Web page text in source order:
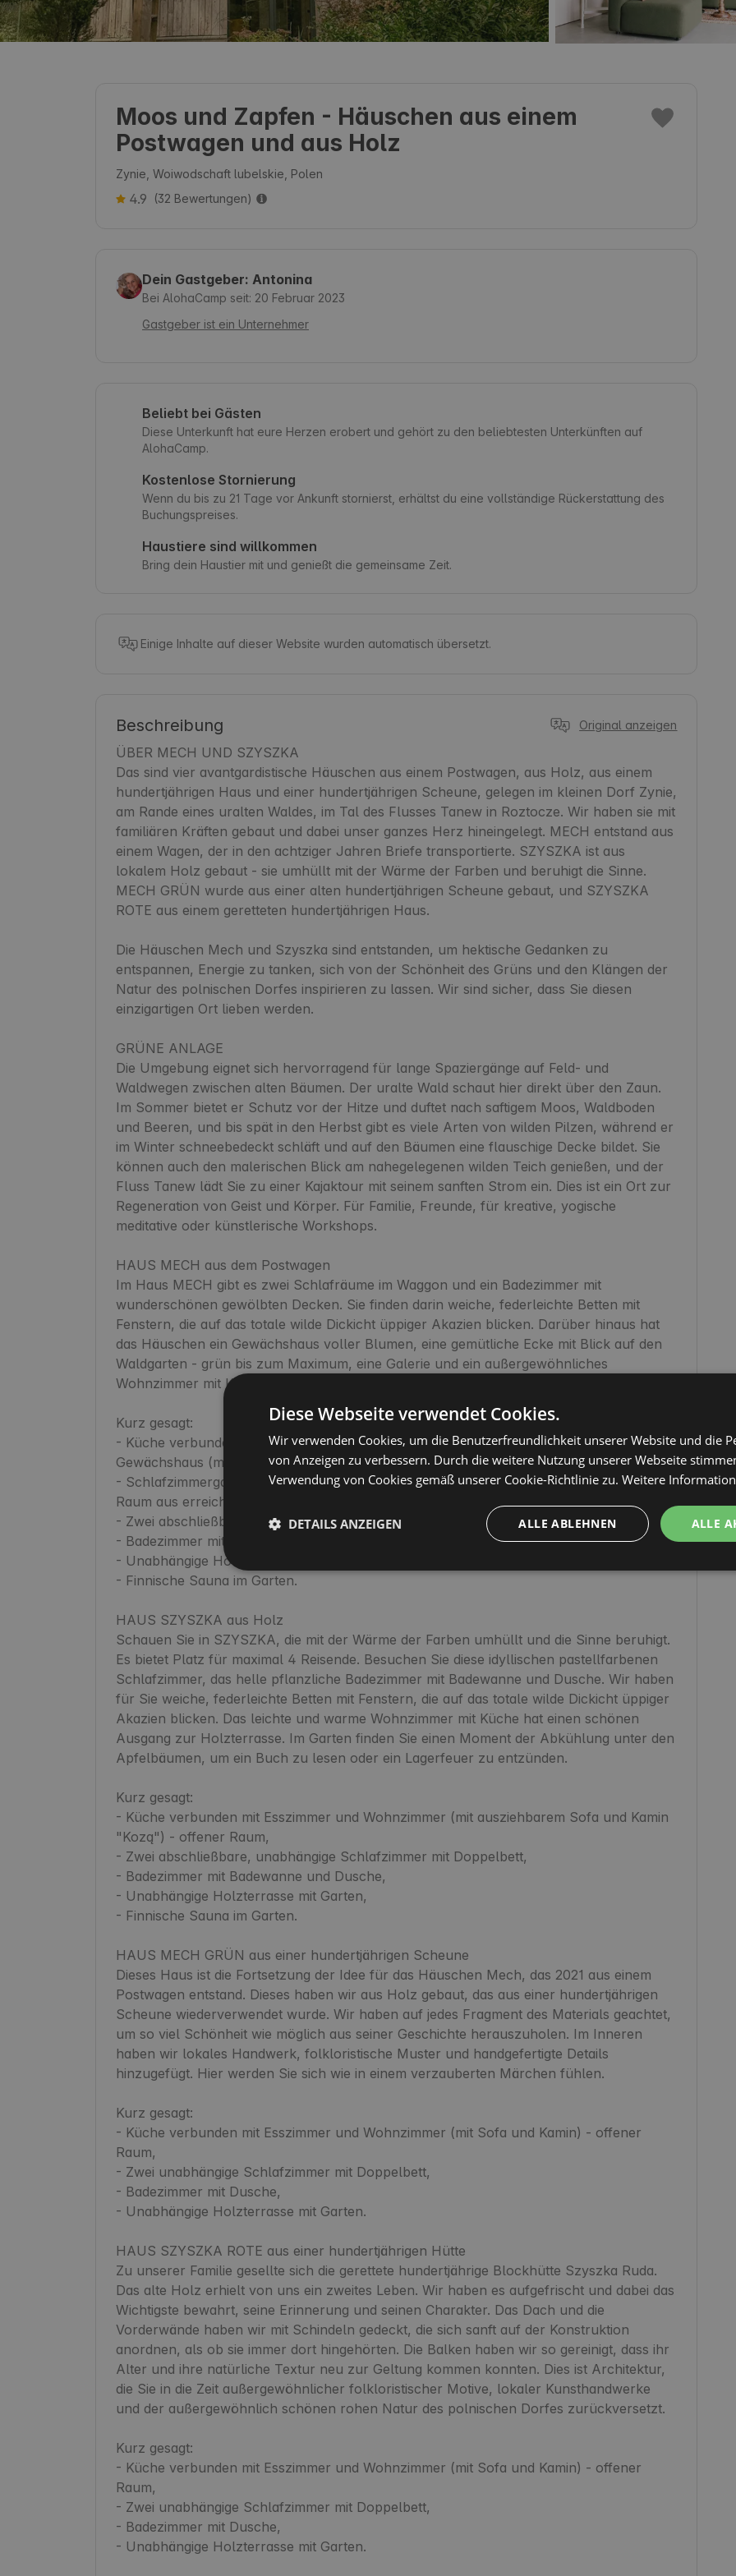
Moos und Zapfen - Häuschen aus einem
Postwagen und aus Holz
Zynie, Woiwodschaft lubelskie, Polen
4.9 (32 Bewertungen)
Dein Gastgeber: Antonina
Bei AlohaCamp seit: 20 Februar 2023
Gastgeber ist ein Unternehmer
Beliebt bei Gästen
Diese Unterkunft hat eure Herzen erobert und gehört zu den beliebtesten Unterkünften auf
AlohaCamp.
Kostenlose Stornierung
Wenn du bis zu 21 Tage vor Ankunft stornierst, erhältst du eine vollständige Rückerstattung des
Buchungspreises.
Haustiere sind willkommen
Bring dein Haustier mit und genießt die gemeinsame Zeit.
Einige Inhalte auf dieser Website wurden automatisch übersetzt.
Beschreibung Original anzeigen
ÜBER MECH UND SZYSZKA
Das sind vier avantgardistische Häuschen aus einem Postwagen, aus Holz, aus einem
hundertjährigen Haus und einer hundertjährigen Scheune, gelegen im kleinen Dorf Zynie,
am Rande eines uralten Waldes, im Tal des Flusses Tanew in Roztocze. Wir haben sie mit
familiären Kräften gebaut und dabei unser ganzes Herz hineingelegt. MECH entstand aus
einem Wagen, der in den achtziger Jahren Briefe transportierte. SZYSZKA ist aus
lokalem Holz gebaut - sie umhüllt mit der Wärme der Farben und beruhigt die Sinne.
MECH GRÜN wurde aus einer alten hundertjährigen Scheune gebaut, und SZYSZKA
ROTE aus einem geretteten hundertjährigen Haus.
Die Häuschen Mech und Szyszka sind entstanden, um hektische Gedanken zu
entspannen, Energie zu tanken, sich von der Schönheit des Grüns und den Klängen der
Natur des polnischen Dorfes inspirieren zu lassen. Wir sind sicher, dass Sie diesen
einzigartigen Ort lieben werden.
GRÜNE ANLAGE
Die Umgebung eignet sich hervorragend für lange Spaziergänge auf Feld- und
Waldwegen zwischen alten Bäumen. Der uralte Wald schaut hier direkt über den Zaun.
Im Sommer bietet er Schutz vor der Hitze und duftet nach saftigem Moos, Waldboden
und Beeren, und bis spät in den Herbst gibt es viele Arten von wilden Pilzen, während er
im Winter schneebedeckt schläft und auf den Bäumen eine flauschige Decke bildet. Sie
können auch den malerischen Blick am nahegelegenen wilden Teich genießen, und der
Fluss Tanew lädt Sie zu einer Kajaktour mit seinem sanften Strom ein. Dies ist ein Ort zur
Regeneration von Geist und Körper. Für Familie, Freunde, für kreative, yogische
meditative oder künstlerische Workshops.
HAUS MECH aus dem Postwagen
Im Haus MECH gibt es zwei Schlafräume im Waggon und ein Badezimmer mit
wunderschönen gewölbten Decken. Sie finden darin weiche, federleichte Betten mit
Fenstern, die auf das totale wilde Dickicht üppiger Akazien blicken. Darüber hinaus hat
das Häuschen ein Gewächshaus voller Blumen, eine gemütliche Ecke mit Blick auf den
Waldgarten - grün bis zum Maximum, eine Galerie und ein außergewöhnliches
Wohnzimmer mit Küche.
Kurz gesagt:
- Küche verbunden mit dem Wohnzimmer (mit ausziehbarem Sofa) und verglastem
Gewächshaus (mit Kamin "Kozą") - offener Raum,
- Schlafzimmergalerie mit einem Doppelbett, die man über eine Metallleiter vom offenen
Raum aus erreichen kann,
- Zwei abschließbare, unabhängige Schlafzimmer mit Doppelbetten,
- Badezimmer mit Dusche,
- Unabhängige Holzterrasse mit Garten,
- Finnische Sauna im Garten.
HAUS SZYSZKA aus Holz
Schauen Sie in SZYSZKA, die mit der Wärme der Farben umhüllt und die Sinne beruhigt.
Es bietet Platz für maximal 4 Reisende. Besuchen Sie diese idyllischen pastellfarbenen
Schlafzimmer, das helle pflanzliche Badezimmer mit Badewanne und Dusche. Wir haben
für Sie weiche, federleichte Betten mit Fenstern, die auf das totale wilde Dickicht üppiger
Akazien blicken. Das leichte und warme Wohnzimmer mit Küche hat einen schönen
Ausgang zur Holzterrasse. Im Garten finden Sie einen Moment der Abkühlung unter den
Apfelbäumen, um ein Buch zu lesen oder ein Lagerfeuer zu entzünden.
Kurz gesagt:
- Küche verbunden mit Esszimmer und Wohnzimmer (mit ausziehbarem Sofa und Kamin
"Kozą") - offener Raum,
- Zwei abschließbare, unabhängige Schlafzimmer mit Doppelbett,
- Badezimmer mit Badewanne und Dusche,
- Unabhängige Holzterrasse mit Garten,
- Finnische Sauna im Garten.
HAUS MECH GRÜN aus einer hundertjährigen Scheune
Dieses Haus ist die Fortsetzung der Idee für das Häuschen Mech, das 2021 aus einem
Postwagen entstand. Dieses haben wir aus Holz gebaut, das aus einer hundertjährigen
Scheune wiederverwendet wurde. Wir haben auf jedes Fragment des Materials geachtet,
um so viel Schönheit wie möglich aus seiner Geschichte herauszuholen. Im Inneren
haben wir lokales Handwerk, folkloristische Muster und handgefertigte Details
hinzugefügt. Hier werden Sie sich wie in einem verzauberten Märchen fühlen.
Kurz gesagt:
- Küche verbunden mit Esszimmer und Wohnzimmer (mit Sofa und Kamin) - offener
Raum,
- Zwei unabhängige Schlafzimmer mit Doppelbett,
- Badezimmer mit Dusche,
- Unabhängige Holzterrasse mit Garten.
HAUS SZYSZKA ROTE aus einer hundertjährigen Hütte
Zu unserer Familie gesellte sich die gerettete hundertjährige Blockhütte Szyszka Ruda.
Das alte Holz erhielt von uns ein zweites Leben. Wir haben es aufgefrischt und dabei das
Wichtigste bewahrt, seine Erinnerung und seinen Charakter. Das Dach und die
Vorderwände haben wir mit Schindeln gedeckt, die sich sanft auf der Konstruktion
anordnen, als ob sie immer dort hingehörten. Die Balken haben wir so gereinigt, dass ihr
Alter und ihre natürliche Textur neu zur Geltung kommen konnten. Dies ist Architektur,
die Sie in die Zeit außergewöhnlicher folkloristischer Motive, lokaler Kunsthandwerke
und der außergewöhnlich schönen rohen Natur des polnischen Dorfes zurückversetzt.
Kurz gesagt:
- Küche verbunden mit Esszimmer und Wohnzimmer (mit Sofa und Kamin) - offener
Raum,
- Zwei unabhängige Schlafzimmer mit Doppelbett,
- Badezimmer mit Dusche,
- Unabhängige Holzterrasse mit Garten.
Diese Webseite verwendet Cookies.
Wir verwenden Cookies, um die Benutzerfreundlichkeit unserer Website und die
von Anzeigen zu verbessern. Durch die weitere Nutzung unserer Webseite
Verwendung von Cookies gemäß unserer Cookie-Richtlinie zu. Weitere
ALLE
ALLE ABLEHNEN
DETAILS ANZEIGEN